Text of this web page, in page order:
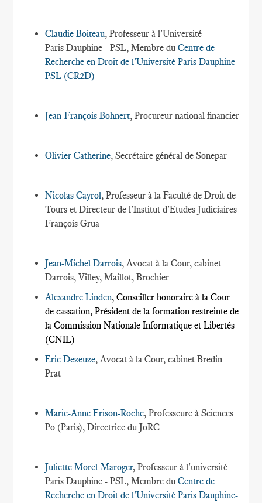
Claudie Boiteau, Professeur à l'Université
Paris Dauphine - PSL, Membre duCentre de
Recherche en Droit de l'Université Paris Dauphine-
PSL (CR2D)
Jean-François Bohnert, Procureur national financier
Olivier Catherine, Secrétaire général de Sonepar
Nicolas Cayrol, Professeur à la Faculté de Droit de
Tours et Directeur de l'Institut d'Etudes Judiciaires
François Grua
Jean-Michel Darrois, Avocat à la Cour, cabinet
Darrois, Villey, Maillot, Brochier
Alexandre Linden, Conseiller honoraire à la Cour
de cassation, Président de la formation restreinte de
la Commission Nationale Informatique et Libertés
(CNIL)
Eric Dezeuze, Avocat à la Cour, cabinet Bredin
Prat
Marie-Anne Frison-Roche, Professeure à Sciences
Po (Paris), Directrice du JoRC
Juliette Morel-Maroger, Professeur à l'université
Paris Dauphine - PSL, Membre duCentre de
Recherche en Droit de l'Université Paris Dauphine-